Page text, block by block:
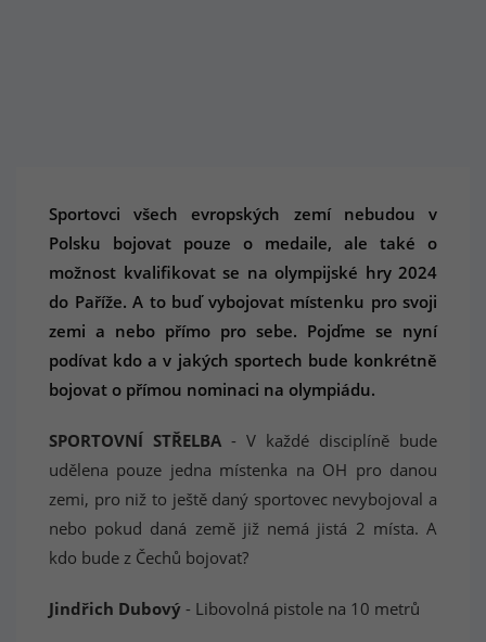
Sportovci všech evropských zemí nebudou v
Polsku bojovat pouze o medaile, ale také o
možnost kvalifikovat se na olympijské hry 2024
do Paříže. A to buď vybojovat místenku pro svoji
zemi a nebo přímo pro sebe. Pojďme se nyní
podívat kdo a v jakých sportech bude konkrétně
bojovat o přímou nominaci na olympiádu.
SPORTOVNÍ STŘELBA - V každé disciplíně bude
udělena pouze jedna místenka na OH pro danou
zemi, pro niž to ještě daný sportovec nevybojoval a
nebo pokud daná země již nemá jistá 2 místa. A
kdo bude z Čechů bojovat?
Jindřich Dubový - Libovolná pistole na 10 metrů